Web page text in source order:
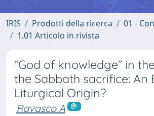
IRIS Prodotti della ricerca
01 -
1.01 Articolo in rivista
“God of knowledge” in
the Sabbath sacrifice: An
Liturgical Origin?
Ravasco A